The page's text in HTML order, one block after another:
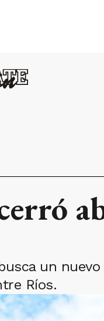
un
Ríos.